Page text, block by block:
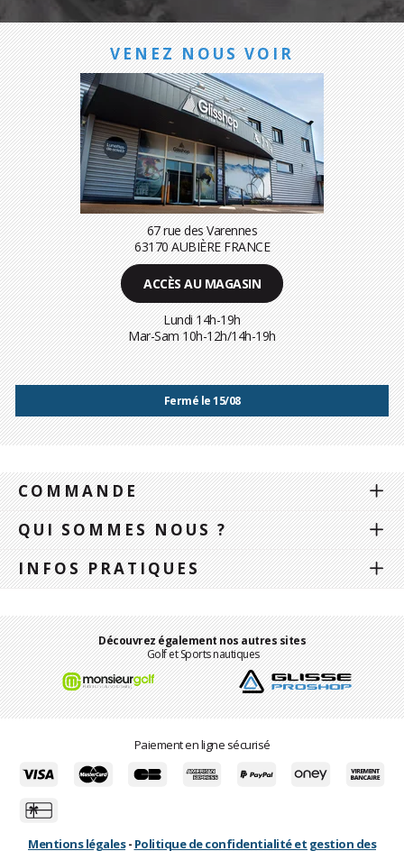
VENEZ NOUS VOIR
67 rue des Varennes
63170 AUBIÈRE FRANCE
ACCÈS AU MAGASIN
Lundi 14h-19h
Mar-Sam 10h-12h/14h-19h
Fermé le 15/08
COMMANDE
QUI SOMMES NOUS ?
INFOS PRATIQUES
Découvrez également nos autres sites
Golf et Sports nautiques
Paiement en ligne sécurisé
Mentions légales- Politique de confidentialité et gestion des